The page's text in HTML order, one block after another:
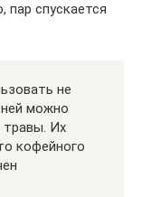
пар спускается
не
можно
травы. Их
кофейного